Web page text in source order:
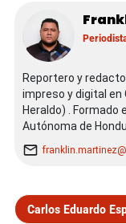
Reportero y
impreso y digital en
Heraldo) . Formado
Autónoma de
Carlos Eduardo